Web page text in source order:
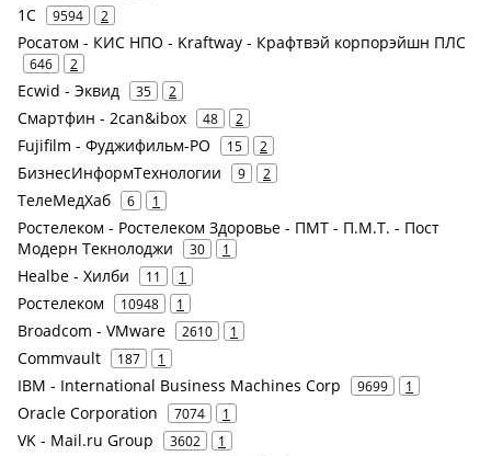
1С 9594 2
Росатом - КИС НПО - Kraftway - Крафтвэй корпорэйшн ПЛС
646 2
Ecwid - Эквид 35 2
Смартфин - 2can&ibox 48 2
Fujifilm - Фуджифильм-РО 15 2
БизнесИнформТехнологии 9 2
ТелеМедХаб 6 1
Ростелеком - Ростелеком Здоровье - ПМТ - П.М.Т. - Пост
Модерн Текнолоджи
30 1
Healbe - Хилби 11 1
Ростелеком 10948 1
Broadcom - VMware 2610 1
Commvault 187 1
IBM - International Business Machines Corp 9699 1
Oracle Corporation 7074 1
VK - Mail.ru Group 3602 1